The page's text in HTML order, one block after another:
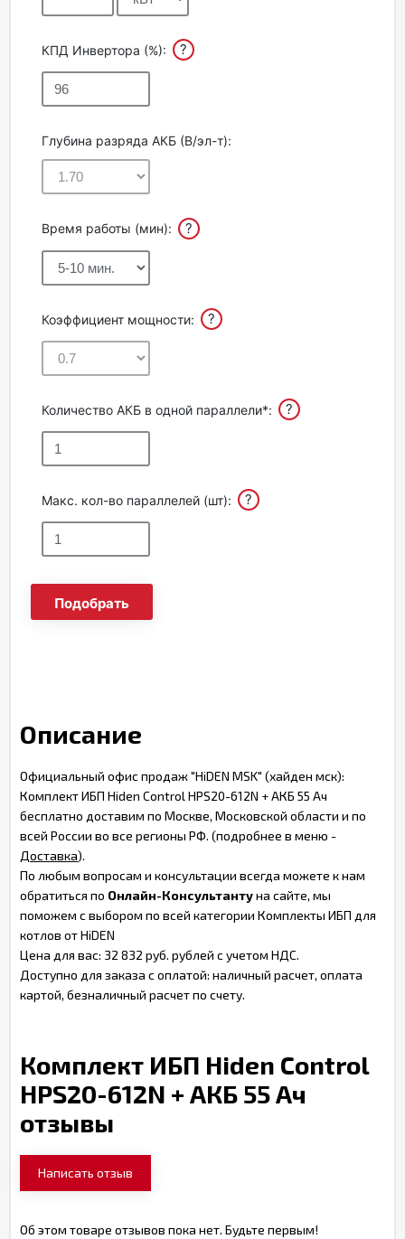
КПД Инвертора (%): ?
Глубина разряда АКБ (В/эл-т):
Время работы (мин): ?
Коэффициент мощности: ?
Количество АКБ в одной параллели*: ?
Макс. кол-во параллелей (шт): ?
Подобрать
Описание
Официальный офис продаж "HiDEN MSK" (хайден мск):
Комплект ИБП Hiden Control HPS20-612N + АКБ 55 Ач
бесплатно доставим по Москве, Московской области и по
всей России во все регионы РФ. (подробнее в меню -
Доставка).
По любым вопросам и консультации всегда можете к нам
обратиться по Онлайн-Консультантуна сайте, мы
поможем с выбором по всей категории Комплекты ИБП для
котлов от HiDEN
Цена для вас: 32 832 руб. рублей с учетом НДС.
Доступно для заказа с оплатой: наличный расчет, оплата
картой, безналичный расчет по счету.
Комплект ИБП Hiden Control
HPS20-612N + АКБ 55 Ач
отзывы
Написать отзыв
Об этом товаре отзывов пока нет. Будьте первым!